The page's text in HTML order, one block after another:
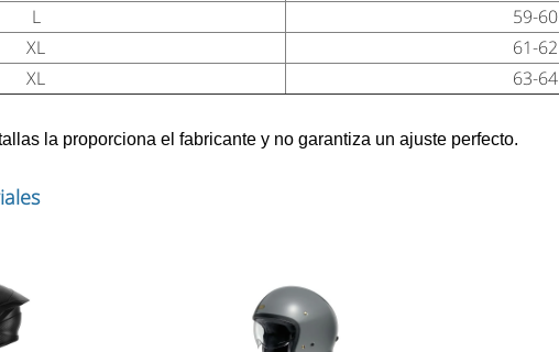
L
59-60
XL
61-62
XL
63-64
la proporciona el fabricante y no garantiza un ajuste perfecto.